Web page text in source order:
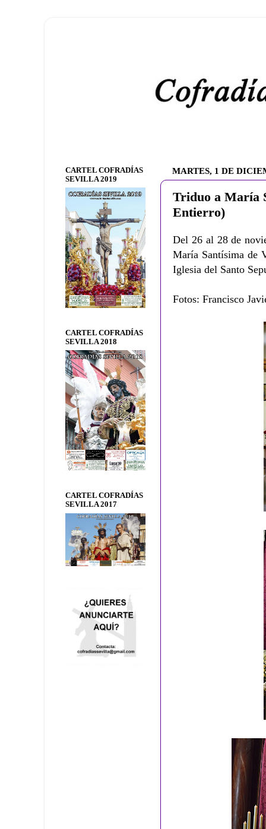
MARTES, 1 DE
Triduo a María
Entierro)
Del 26 al 28 de
María Santísima de
Iglesia del Santo
Fotos: Francisco
CARTEL COFRADÍAS
SEVILLA 2019
CARTEL COFRADÍAS
SEVILLA 2018
CARTEL COFRADÍAS
SEVILLA 2017